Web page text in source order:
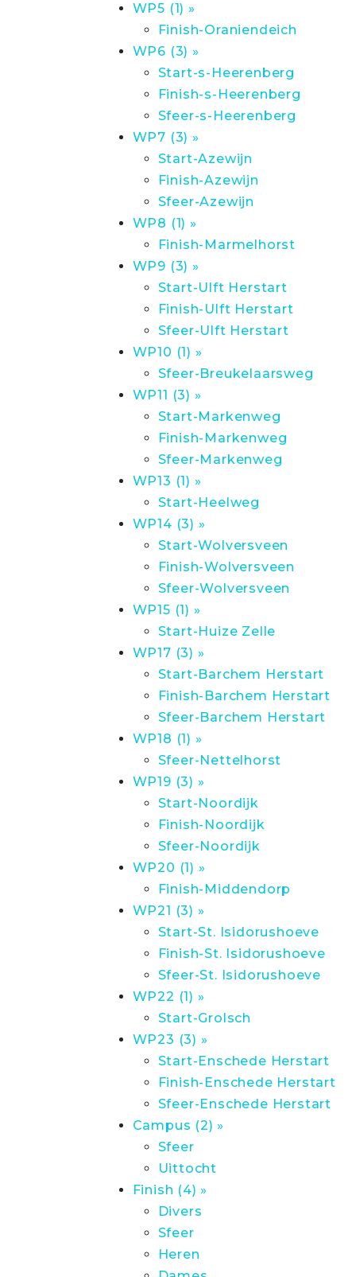
WP5 (1) »
Finish-Oraniendeich
WP6 (3) »
Start-s-Heerenberg
Finish-s-Heerenberg
Sfeer-s-Heerenberg
WP7 (3) »
Start-Azewijn
Finish-Azewijn
Sfeer-Azewijn
WP8 (1) »
Finish-Marmelhorst
WP9 (3) »
Start-Ulft Herstart
Finish-Ulft Herstart
Sfeer-Ulft Herstart
WP10 (1) »
Sfeer-Breukelaarsweg
WP11 (3) »
Start-Markenweg
Finish-Markenweg
Sfeer-Markenweg
WP13 (1) »
Start-Heelweg
WP14 (3) »
Start-Wolversveen
Finish-Wolversveen
Sfeer-Wolversveen
WP15 (1) »
Start-Huize Zelle
WP17 (3) »
Start-Barchem Herstart
Finish-Barchem Herstart
Sfeer-Barchem Herstart
WP18 (1) »
Sfeer-Nettelhorst
WP19 (3) »
Start-Noordijk
Finish-Noordijk
Sfeer-Noordijk
WP20 (1) »
Finish-Middendorp
WP21 (3) »
Start-St. Isidorushoeve
Finish-St. Isidorushoeve
Sfeer-St. Isidorushoeve
WP22 (1) »
Start-Grolsch
WP23 (3) »
Start-Enschede Herstart
Finish-Enschede Herstart
Sfeer-Enschede Herstart
Campus (2) »
Sfeer
Uittocht
Finish (4) »
Divers
Sfeer
Heren